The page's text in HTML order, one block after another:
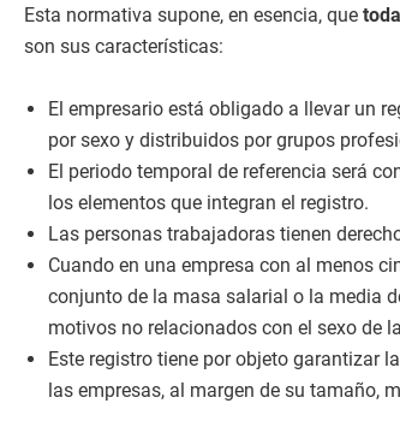
Esta normativa supone, en esencia, que
son sus características:
El empresario está obligado a llevar un
por sexo y distribuidos por grupos
El periodo temporal de referencia será
los elementos que integran el registro.
Las personas trabajadoras tienen
Cuando en una empresa con al menos
conjunto de la masa salarial o la media
motivos no relacionados con el sexo de
Este registro tiene por objeto garantizar
las empresas, al margen de su tamaño,